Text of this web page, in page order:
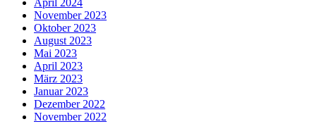
April 2024
November 2023
Oktober 2023
August 2023
Mai 2023
April 2023
März 2023
Januar 2023
Dezember 2022
November 2022